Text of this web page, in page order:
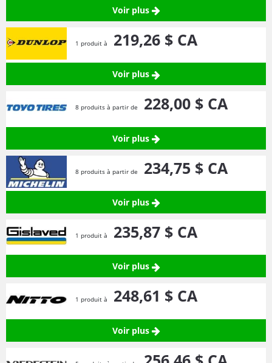
Voir plus
1 produit à 219,26 $ CA
Voir plus
8 produits à partir de 228,00 $ CA
Voir plus
8 produits à partir de 234,75 $ CA
Voir plus
1 produit à 235,87 $ CA
Voir plus
1 produit à 248,61 $ CA
Voir plus